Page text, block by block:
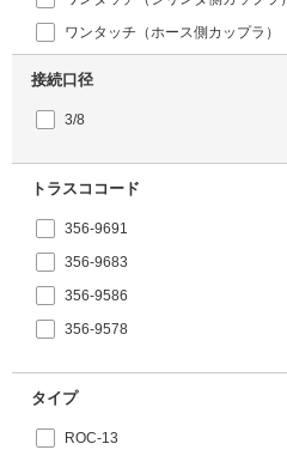
ワンタッチ（ホース側カップラ）
接続口径
3/8
トラスココード
356-9691
356-9683
356-9586
356-9578
タイプ
ROC-13